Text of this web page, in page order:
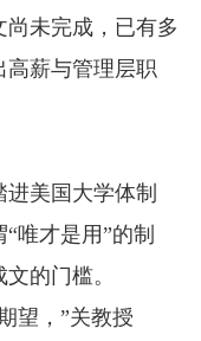
未完成，已有多
高薪与管理层职
美国大学体制
唯才是用”的制
的门槛。
望，”关教授